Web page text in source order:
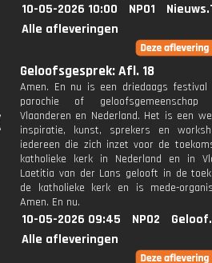
10-05-2026 10:00 NPO1
Alle afleveringen
Geloofsgesprek: Afl. 18
Amen. En nu is een driedaags festival
parochie of
Vlaanderen en Nederland. Het is een
inspiratie, kunst, sprekers en
iedereen die zich inzet voor de
katholieke kerk in Nederland en in
Laetitia van der Lans gelooft in de
de katholieke kerk en is mede-
Amen. En nu.
10-05-2026 09:45 NPO2
Alle afleveringen